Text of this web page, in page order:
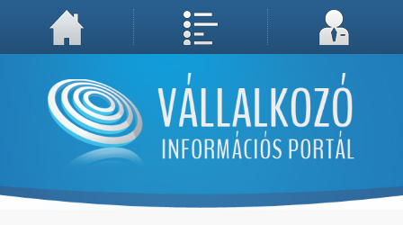
A weboldal használatával Ön elfogadja, hogy Cookie-kat (sütiket) tároljunk számítógépén. A sütik a weboldal megfelelő működéséhez
Megértettem, folytatás...